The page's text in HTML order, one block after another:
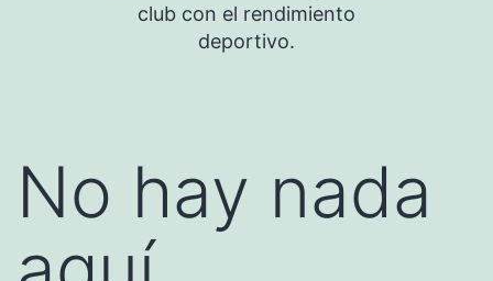
club con el rendimiento
deportivo.
No hay nada